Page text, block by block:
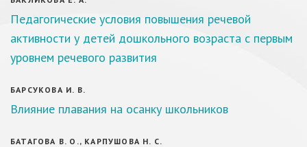
Педагогические условия повышения речевой
активности у детей дошкольного возраста с первым
уровнем речевого развития
БАРСУКОВА И. В.
Влияние плавания на осанку школьников
БАТАГОВА В. О., КАРПУШОВА Н. С.